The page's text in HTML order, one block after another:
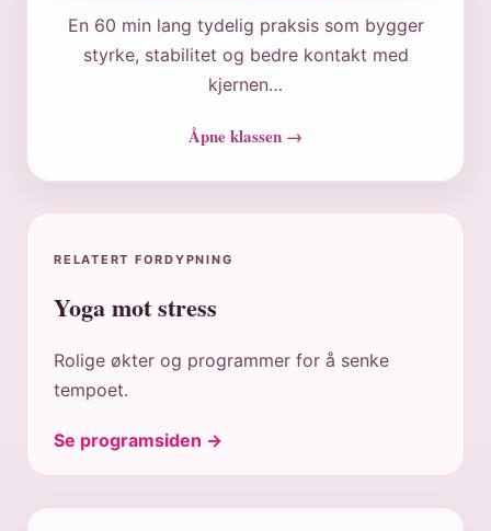
En 60 min lang tydelig praksis som bygger
styrke, stabilitet og bedre kontakt med
kjernen…
Åpne klassen →
RELATERT FORDYPNING
Yoga mot stress
Rolige økter og programmer for å senke
tempoet.
Se programsiden →